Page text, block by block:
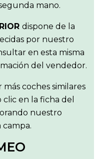
mano.
dispone de la
por nuestro
en esta misma
del vendedor.
coches similares
clic en la ficha del
nuestro